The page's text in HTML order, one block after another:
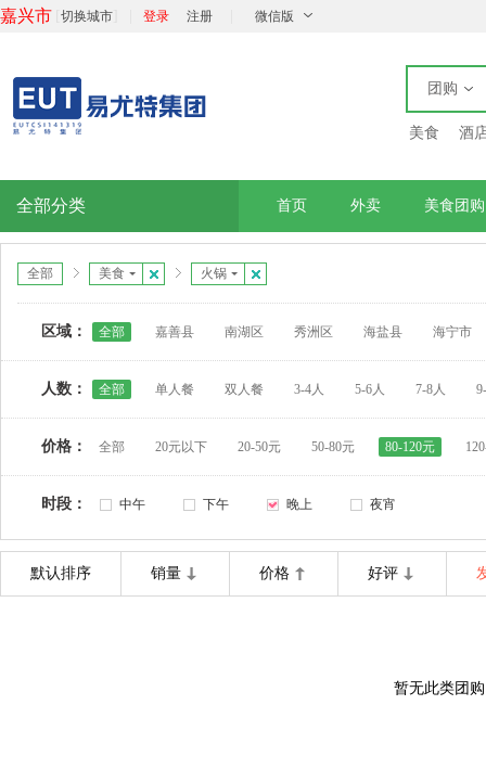
嘉兴市 切换城市 登录 注册 微信版
团购
美食 酒
全部分类 首页 外卖 美食团购
全部 美食 火锅
区域： 全部 嘉善县 南湖区 秀洲区 海盐县 海宁市
人数： 全部 单人餐 双人餐 3-4人 5-6人 7-8人
价格： 全部 20元以下 20-50元 50-80元 80-120元
时段： 中午 下午 晚上 夜宵
默认排序 销量 价格 好评
暂无此类团